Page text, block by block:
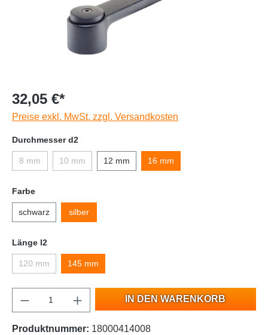
32,05 €*
Preise exkl. MwSt. zzgl. Versandkosten
Durchmesser d2
8 mm 10 mm 12 mm 16 mm
Farbe
schwarz silber
Länge l2
120 mm 145 mm
IN DEN WARENKORB
Produktnummer: 18000414008